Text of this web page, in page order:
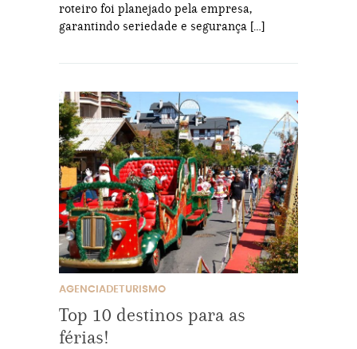
roteiro foi planejado pela empresa,
garantindo seriedade e segurança […]
AGENCIADETURISMO
Top 10 destinos para as
férias!